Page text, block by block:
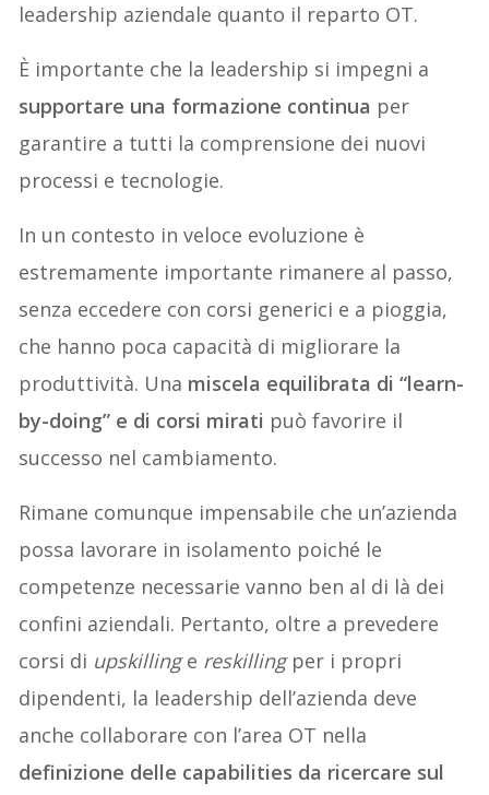
leadership aziendale quanto il reparto OT.
È importante che la leadership si impegni a
supportare una formazione continua per
garantire a tutti la comprensione dei nuovi
processi e tecnologie.
In un contesto in veloce evoluzione è
estremamente importante rimanere al passo,
senza eccedere con corsi generici e a pioggia,
che hanno poca capacità di migliorare la
produttività. Una miscela equilibrata di “learn-
by-doing” e di corsi mirati può favorire il
successo nel cambiamento.
Rimane comunque impensabile che un’azienda
possa lavorare in isolamento poiché le
competenze necessarie vanno ben al di là dei
confini aziendali. Pertanto, oltre a prevedere
corsi di upskillinge reskillingper i propri
dipendenti, la leadership dell’azienda deve
anche collaborare con l’area OT nella
definizione delle capabilities da ricercare sul